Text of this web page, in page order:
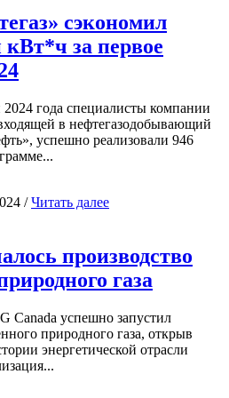
сэкономил
за первое
года специалисты компании
в нефтегазодобывающий
успешно реализовали 946
/Читать далее
производство
газа
Canada успешно запустил
природного газа, открыв
энергетической отрасли